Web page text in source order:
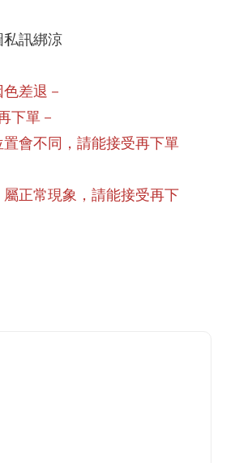
訊綁涼
差退－
下單－
會不同，請能接受再下單
正常現象，請能接受再下